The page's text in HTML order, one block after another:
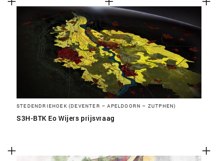
STEDENDRIEHOEK (DEVENTER – APELDOORN – ZUTPHEN)
S3H-BTK Eo Wijers prijsvraag